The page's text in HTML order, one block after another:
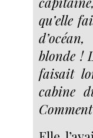
qu’elle
blonde !
faisait
cabine